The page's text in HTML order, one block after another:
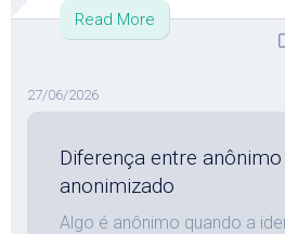
Read More
27/06/2026
Diferença entre anônimo
anonimizado
Algo é anônimo quando a